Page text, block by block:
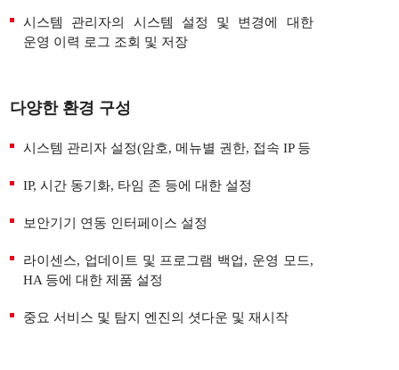
시스템 관리자의 시스템 설정 및 변경에 대한
운영 이력 로그 조회 및 저장
다양한 환경 구성
시스템 관리자 설정(암호, 메뉴별 권한, 접속 IP 등
IP, 시간 동기화, 타임 존 등에 대한 설정
보안기기 연동 인터페이스 설정
라이센스, 업데이트 및 프로그램 백업, 운영 모드,
HA 등에 대한 제품 설정
중요 서비스 및 탐지 엔진의 셧다운 및 재시작